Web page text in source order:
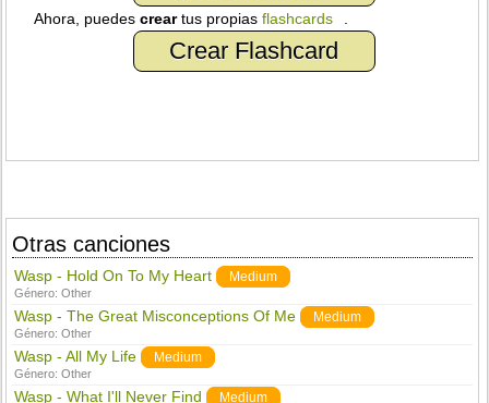
Ahora, puedescreartus propiasflashcards
Crear Flashcard
Otras canciones
Wasp - Hold On To My Heart Medium
Género:Other
Wasp - The Great Misconceptions Of Me Medium
Género:Other
Wasp - All My Life Medium
Género:Other
Wasp - What I'll Never Find Medium